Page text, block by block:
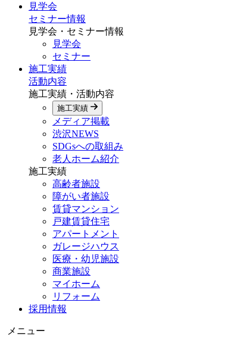
見学会
セミナー情報
見学会・セミナー情報
見学会
セミナー
施工実績
活動内容
施工実績・活動内容
施工実績
メディア掲載
渋沢NEWS
SDGsへの取組み
老人ホーム紹介
施工実績
高齢者施設
障がい者施設
賃貸マンション
戸建賃貸住宅
アパートメント
ガレージハウス
医療・幼児施設
商業施設
マイホーム
リフォーム
採用情報
メニュー